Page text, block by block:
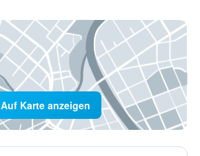
Auf Karte anzeigen